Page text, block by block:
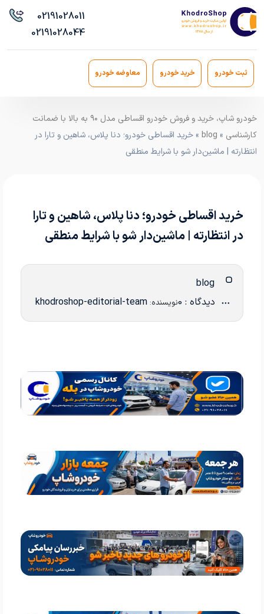
02191028011
02191028044
ثبت خودرو خرید خودرو معاوضه خودرو
خودرو شاپ، خرید و فروش خودرو اقساطی مدل ۹۰ به بالا با ضمانت
کارشناسی »
blog » خرید اقساطی خودرو؛ دنا پلاس، شاهین و تارا در
انتظارته | ماشین‌دار شو با شرایط منطقی
خرید اقساطی خودرو؛ دنا پلاس، شاهین و تارا
در انتظارته | ماشین‌دار شو با شرایط منطقی
دیدگاه : 0 نویسنده: khodroshop-editorial-team